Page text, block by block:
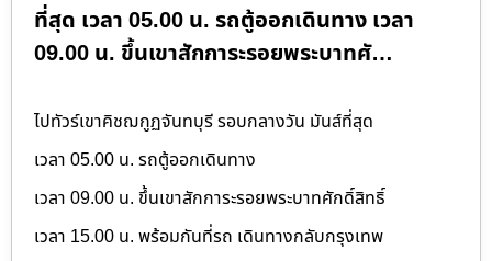
ที่สุด เวลา 05.00 น. รถตู้ออกเดินทาง เวลา
09.00 น. ขึ้นเขาสักการะรอยพระบาทศั…
ไปทัวร์เขาคิชฌกูฏจันทบุรี รอบกลางวัน มันส์ที่สุด
เวลา 05.00 น. รถตู้ออกเดินทาง
เวลา 09.00 น. ขึ้นเขาสักการะรอยพระบาทศักดิ์สิทธิ์
เวลา 15.00 น. พร้อมกันที่รถ เดินทางกลับกรุงเทพ